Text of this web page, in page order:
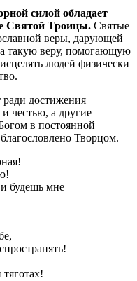
силой обладает
Святой Троицы. Святые
веры, дарующей
такую веру, помогающую
людей физически
достижения
честью, а другие
в постоянной
Творцом.
будешь мне